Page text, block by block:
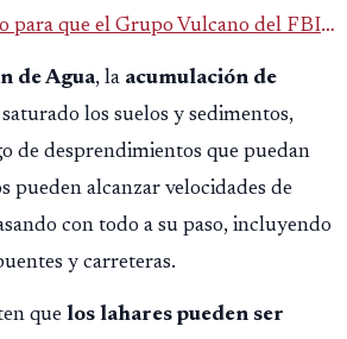
para que el Grupo Vulcano del FBI
de Agua, la acumulación de
los suelos y sedimentos,
de desprendimientos que puedan
pueden alcanzar velocidades de
con todo a su paso, incluyendo
y carreteras.
que los lahares pueden ser